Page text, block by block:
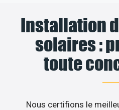
Installation
solaires :
toute
Nous certifions le